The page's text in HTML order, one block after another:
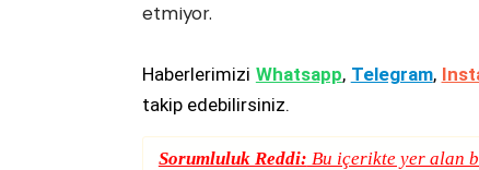
etmiyor.
Haberlerimizi Whatsapp, Telegram,
takip edebilirsiniz.
Sorumluluk Reddi: Bu içerikte yer alan